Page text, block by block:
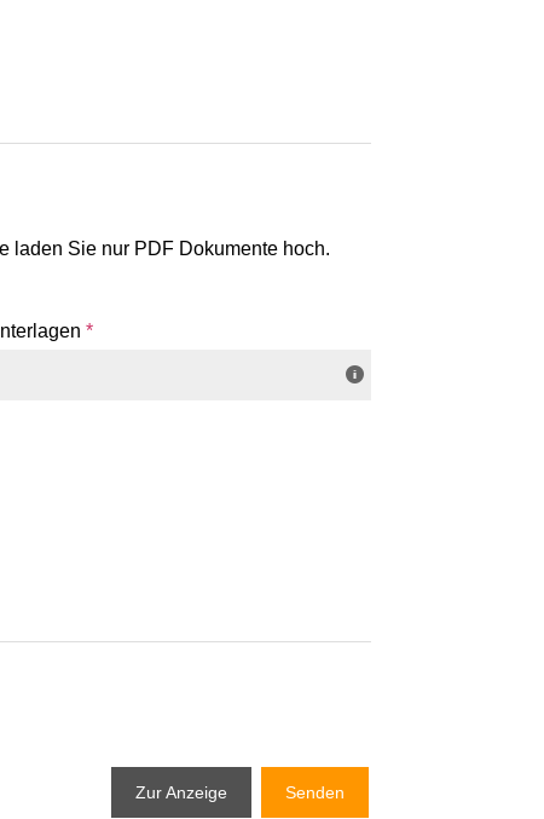
laden Sie nur PDF Dokumente hoch.
*
Zur Anzeige Senden